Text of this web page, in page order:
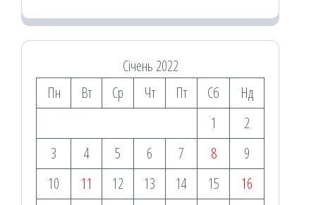
Січень 2022
Пн
Вт Ср Чт Пт Сб
Нд
1
2
3
4 5 6 7 8
9
10
11 12 13 14 15
16